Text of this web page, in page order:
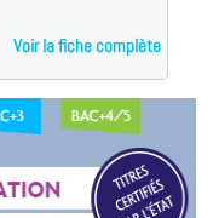
Voir la fiche complète